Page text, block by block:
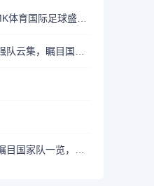
征服绿茵场：探索MK体育国际足球盛事的辉煌传奇